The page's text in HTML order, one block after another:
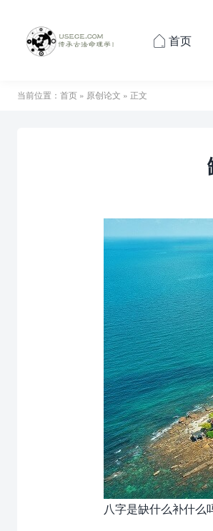
 首页
当前位置： 首页 » 原创论文 » 正文
八字是缺什么补什么